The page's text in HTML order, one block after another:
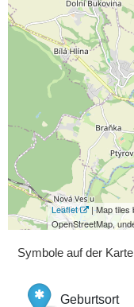
Leaflet
| Map tiles
OpenStreetMap,
Symbole auf der Karte
Geburtsort